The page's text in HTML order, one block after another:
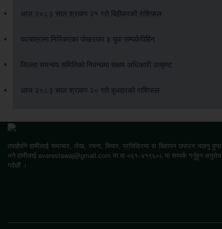
आज २०८३ साल श्रावण २१ गते बिहीवारको राशिफल
पदयात्रामा निस्किएका पोखराका ३ युवा सम्पर्कविहिन
जिल्ला समन्वय समितिको निवन्धमा सक्षम अधिकारी उत्कृष्ट
आज २०८३ साल श्रावण २० गते बुधवारको राशिफल
तपाईंपनि हामीलाई समाचार, लेख, रचना, बिचार, प्रतिक्रिया वा विज्ञापन छपाउन चाहनु हुन्छ
भने हामीलाई everestawaj@gmail.com मा वा ०६१–४१९६०८ मा सम्पर्क गर्नुहुन अनुरोध
गर्दछौं ।